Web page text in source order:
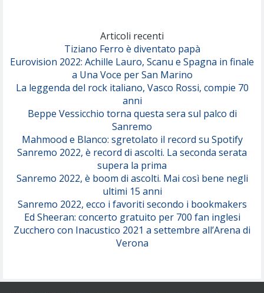
Serenamente
Articoli recenti
Tiziano Ferro è diventato papà
Eurovision 2022: Achille Lauro, Scanu e Spagna in finale
a Una Voce per San Marino
La leggenda del rock italiano, Vasco Rossi, compie 70
anni
Beppe Vessicchio torna questa sera sul palco di
Sanremo
Mahmood e Blanco: sgretolato il record su Spotify
Sanremo 2022, è record di ascolti. La seconda serata
supera la prima
Sanremo 2022, è boom di ascolti. Mai così bene negli
ultimi 15 anni
Sanremo 2022, ecco i favoriti secondo i bookmakers
Ed Sheeran: concerto gratuito per 700 fan inglesi
Zucchero con Inacustico 2021 a settembre all’Arena di
Verona